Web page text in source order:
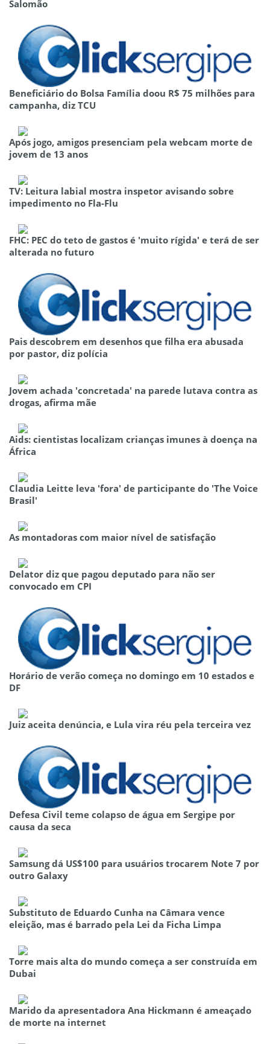
Salomão
Beneficiário do Bolsa Família doou R$ 75 milhões para
campanha, diz TCU
Após jogo, amigos presenciam pela webcam morte de
jovem de 13 anos
TV: Leitura labial mostra inspetor avisando sobre
impedimento no Fla-Flu
FHC: PEC do teto de gastos é 'muito rígida' e terá de ser
alterada no futuro
Pais descobrem em desenhos que filha era abusada
por pastor, diz polícia
Jovem achada 'concretada' na parede lutava contra as
drogas, afirma mãe
Aids: cientistas localizam crianças imunes à doença na
África
Claudia Leitte leva 'fora' de participante do 'The Voice
Brasil'
As montadoras com maior nível de satisfação
Delator diz que pagou deputado para não ser
convocado em CPI
Horário de verão começa no domingo em 10 estados e
DF
Juiz aceita denúncia, e Lula vira réu pela terceira vez
Defesa Civil teme colapso de água em Sergipe por
causa da seca
Samsung dá US$100 para usuários trocarem Note 7 por
outro Galaxy
Substituto de Eduardo Cunha na Câmara vence
eleição, mas é barrado pela Lei da Ficha Limpa
Torre mais alta do mundo começa a ser construída em
Dubai
Marido da apresentadora Ana Hickmann é ameaçado
de morte na internet